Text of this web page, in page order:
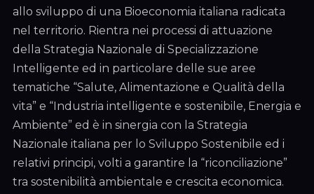
allo sviluppo di una Bioeconomia italiana radicata
nel territorio. Rientra nei processi di attuazione
della Strategia Nazionale di Specializzazione
Intelligente ed in particolare delle sue aree
tematiche “Salute, Alimentazione e Qualità della
vita” e “Industria intelligente e sostenibile, Energia e
Ambiente” ed è in sinergia con la Strategia
Nazionale italiana per lo Sviluppo Sostenibile ed i
relativi principi, volti a garantire la “riconciliazione”
tra sostenibilità ambientale e crescita economica.